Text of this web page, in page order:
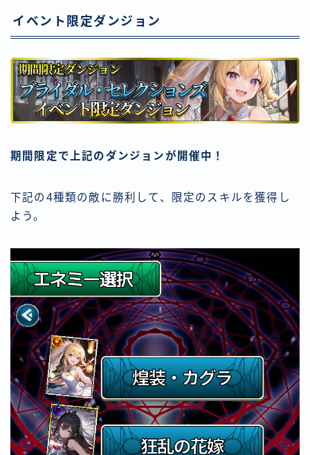
イベント限定ダンジョン
期間限定で上記のダンジョンが開催中！
下記の4種類の敵に勝利して、限定のスキルを獲得し
よう。